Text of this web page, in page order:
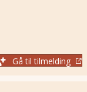
Gå til tilmelding